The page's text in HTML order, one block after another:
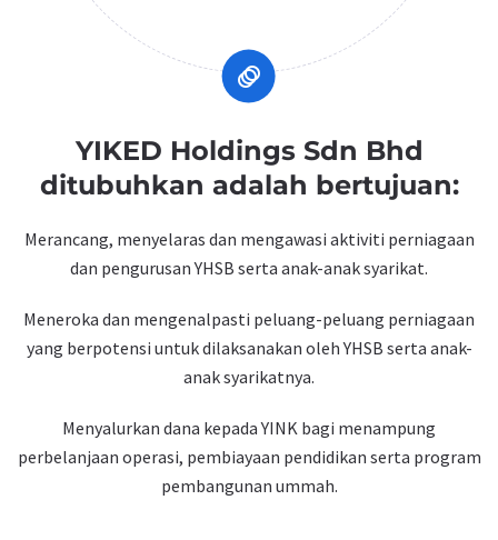
animation
YIKED Holdings Sdn Bhd
ditubuhkan adalah bertujuan:
Merancang, menyelaras dan mengawasi aktiviti perniagaan
dan pengurusan YHSB serta anak-anak syarikat.
Meneroka dan mengenalpasti peluang-peluang perniagaan
yang berpotensi untuk dilaksanakan oleh YHSB serta anak-
anak syarikatnya.
Menyalurkan dana kepada YINK bagi menampung
perbelanjaan operasi, pembiayaan pendidikan serta program
pembangunan ummah.